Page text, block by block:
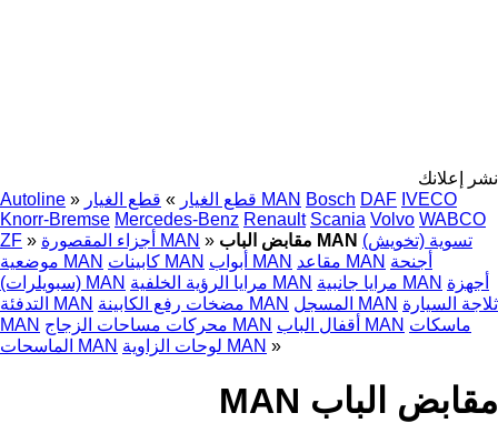
نشر إعلانك
Autoline » قطع الغيار » قطع الغيار MAN Bosch DAF IVECO
Knorr-Bremse Mercedes-Benz Renault Scania Volvo WABCO
ZF » أجزاء المقصورة MAN » مقابض الباب MAN تسوية (تخويش)
موضعية MAN
كابينات MAN أبواب MAN مقاعد MAN أجنحة
(سبويلرات) MAN
مرايا الرؤية الخلفية MAN مرايا جانبية MAN أجهزة
التدفئة MAN
مضخات رفع الكابينة MAN المسجل MAN ثلاجة السيارة
MAN
محركات مساحات الزجاج MAN أقفال الباب MAN ماسكات
الماسحات MAN
لوحات الزاوية MAN »
مقابض الباب MAN